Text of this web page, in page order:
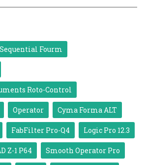
Sequential Fourm
Roto-Control
Operator Cyma Forma ALT
FabFilter Pro-Q4 Logic Pro 12.3
Z-1 P64 Smooth Operator Pro